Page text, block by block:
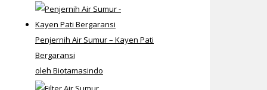
Penjernih Air Sumur – Kayen Pati
Bergaransi
oleh Biotamasindo